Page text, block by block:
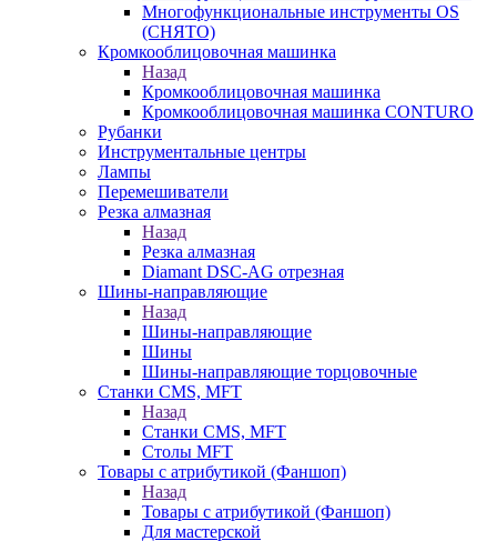
Многофункциональные инструменты OS
(СНЯТО)
Кромкооблицовочная машинка
Назад
Кромкооблицовочная машинка
Кромкооблицовочная машинка CONTURO
Рубанки
Инструментальные центры
Лампы
Перемешиватели
Резка алмазная
Назад
Резка алмазная
Diamant DSC-AG отрезная
Шины-направляющие
Назад
Шины-направляющие
Шины
Шины-направляющие торцовочные
Станки CMS, MFT
Назад
Станки CMS, MFT
Столы MFT
Товары с атрибутикой (Фаншоп)
Назад
Товары с атрибутикой (Фаншоп)
Для мастерской